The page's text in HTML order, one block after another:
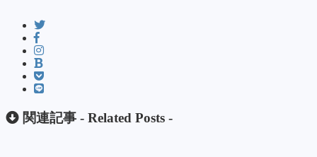
関連記事 - Related Posts -